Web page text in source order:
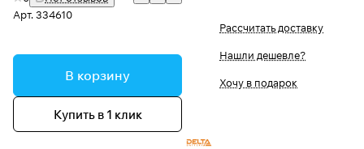
Арт.334610
В корзину
Купить в 1 клик
Рассчитать доставку
Нашли дешевле?
Хочу в подарок